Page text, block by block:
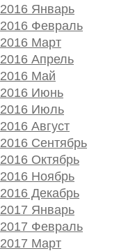
2016 Январь
2016 Февраль
2016 Март
2016 Апрель
2016 Май
2016 Июнь
2016 Июль
2016 Август
2016 Сентябрь
2016 Октябрь
2016 Ноябрь
2016 Декабрь
2017 Январь
2017 Февраль
2017 Март